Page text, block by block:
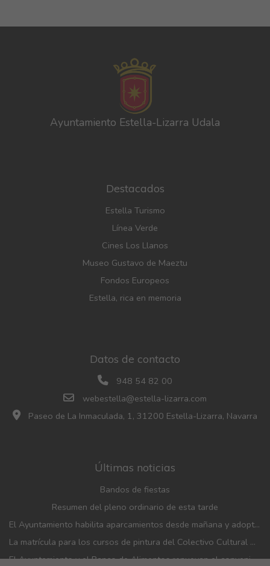
Ayuntamiento Estella-Lizarra Udala
Destacados
Estella Turismo
Línea Verde
Cines Los Llanos
Museo Gustavo de Maeztu
Fondos Europeos
Estella, rica en memoria
Datos de contacto
948 54 82 00
webestella@estella-lizarra.com
Paseo de La Inmaculada, 1, 31200 Estella-Lizarra, Navarra
Últimas noticias
Bandos de fiestas
Resumen del pleno ordinario de esta tarde
El Ayuntamiento habilita aparcamientos desde mañana y adopta medidas de movilidad con motivo de las fiestas patronales
La matrícula para los cursos de pintura del Colectivo Cultural Almudí se abrirá del 1 al 4 de septiembre
El Ayuntamiento y el Banco de Alimentos renuevan el convenio de financiación de la entidad